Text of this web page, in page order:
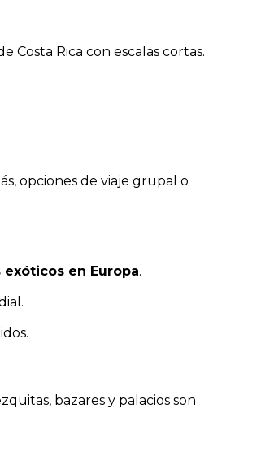
Costa Rica con escalas cortas.
opciones de viaje grupal o
exóticos en Europa.
bazares y palacios son